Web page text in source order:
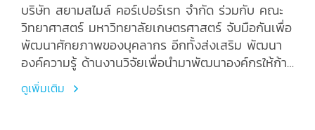
บริษัท สยามสไมล์ คอร์เปอร์เรท จำกัด ร่วมกับ คณะ
วิทยาศาสตร์ มหาวิทยาลัยเกษตรศาสตร์ จับมือกันเพื่อ
พัฒนาศักยภาพของบุคลากร อีกทั้งส่งเสริม พัฒนา
องค์ความรู้ ด้านงานวิจัยเพื่อนำมาพัฒนาองค์กรให้ก้าว
ทันโลก
ดูเพิ่มเติม